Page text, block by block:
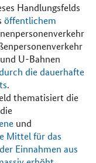
Handlungsfelds
öffentlichem
U-Bahnen
die dauerhafte
.
thematisiert die
und
Mittel für das
Einnahmen aus